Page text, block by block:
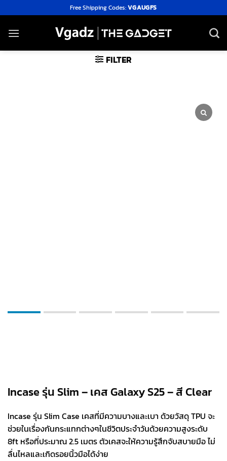
to
content
Free Shipping Codes:VGAUGFS
FILTER
Incase รุ่น Slim – เคส Galaxy S25 – สี Clear
Incase รุ่น Slim Case เคสที่มีความบางและเบา ด้วยวัสดุ TPU จะ
ช่วยในเรื่องกันกระแทกต่างๆในชีวิตประจำวันด้วยความสูงระดับ
8ft หรือที่ประมาณ 2.5 เมตร ตัวเคสจะให้ความรู้สึกจับสบายมือ ไม่
ลื่นไหลและเกิดรอยนิ้วมือได้ง่าย